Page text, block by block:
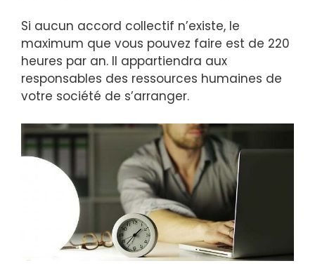
Si aucun accord collectif n’existe, le
maximum que vous pouvez faire est de 220
heures par an. Il appartiendra aux
responsables des ressources humaines de
votre société de s’arranger.